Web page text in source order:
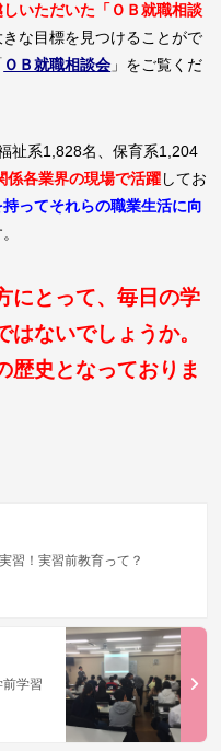
いただいた「ＯＢ就職相談
な目標を見つけることがで
ＯＢ就職相談会 」をご覧くだ
祉系1,828名、保育系1,204
係各業界の現場で活躍してお
ってそれらの職業生活に向
にとって、毎日の学
ないでしょうか。
歴史となっておりま
習！実習前教育って？
前学習